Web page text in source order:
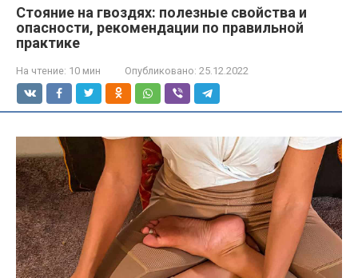
Стояние на гвоздях: полезные свойства и
опасности, рекомендации по правильной
практике
На чтение: 10 мин Опубликовано: 25.12.2022